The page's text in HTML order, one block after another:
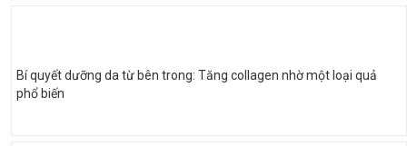
Bí quyết dưỡng da từ bên trong: Tăng collagen nhờ một loại quả
phổ biến